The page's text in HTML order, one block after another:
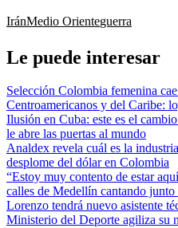
IránMedio Orienteguerra
Le puede interesar
Selección Colombia femenina
Centroamericanos y del Caribe:
Ilusión en Cuba: este es el
le abre las puertas al mundo
Analdex revela cuál es la
desplome del dólar en Colombia
“Estoy muy contento de estar
calles de Medellín cantando
Lorenzo tendrá nuevo asistente
Ministerio del Deporte agiliza su